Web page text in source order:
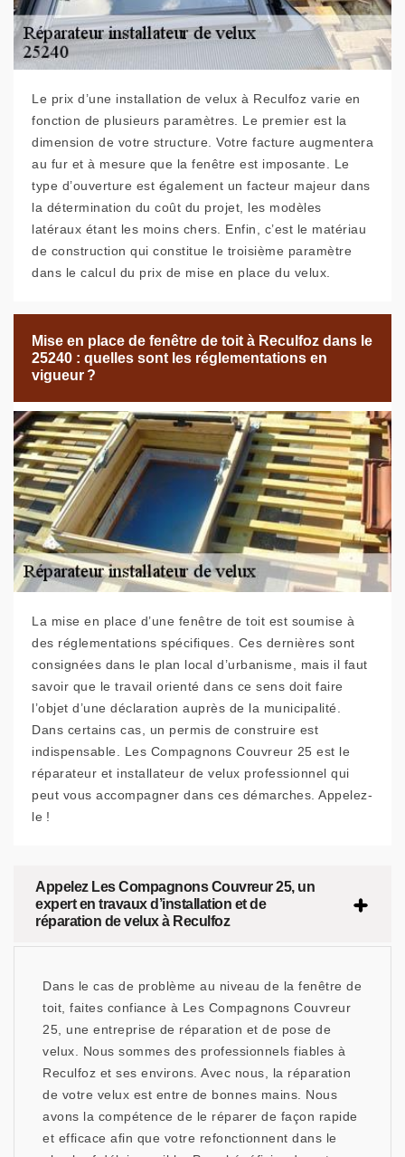
Le prix d’une installation de velux à Reculfoz varie en
fonction de plusieurs paramètres. Le premier est la
dimension de votre structure. Votre facture augmentera
au fur et à mesure que la fenêtre est imposante. Le
type d’ouverture est également un facteur majeur dans
la détermination du coût du projet, les modèles
latéraux étant les moins chers. Enfin, c’est le matériau
de construction qui constitue le troisième paramètre
dans le calcul du prix de mise en place du velux.
Mise en place de fenêtre de toit à Reculfoz dans le
25240 : quelles sont les réglementations en
vigueur ?
La mise en place d’une fenêtre de toit est soumise à
des réglementations spécifiques. Ces dernières sont
consignées dans le plan local d’urbanisme, mais il faut
savoir que le travail orienté dans ce sens doit faire
l’objet d’une déclaration auprès de la municipalité.
Dans certains cas, un permis de construire est
indispensable. Les Compagnons Couvreur 25 est le
réparateur et installateur de velux professionnel qui
peut vous accompagner dans ces démarches. Appelez-
le !
Appelez Les Compagnons Couvreur 25, un
expert en travaux d’installation et de
réparation de velux à Reculfoz
Dans le cas de problème au niveau de la fenêtre de
toit, faites confiance à Les Compagnons Couvreur
25, une entreprise de réparation et de pose de
velux. Nous sommes des professionnels fiables à
Reculfoz et ses environs. Avec nous, la réparation
de votre velux est entre de bonnes mains. Nous
avons la compétence de le réparer de façon rapide
et efficace afin que votre refonctionnent dans le